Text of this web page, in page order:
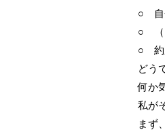
○ 自
○ （
○ 約
どう
何か
私が
まず